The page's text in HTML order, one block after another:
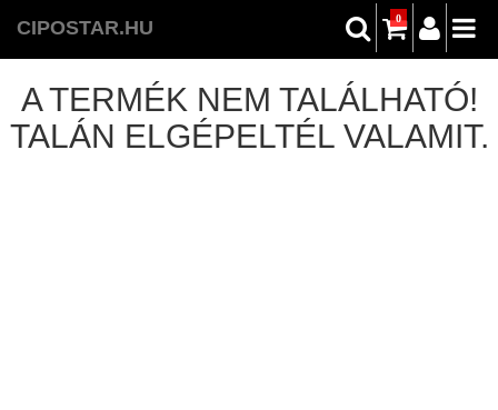
CIPOSTAR.HU 0
A TERMÉK NEM TALÁLHATÓ!
TALÁN ELGÉPELTÉL VALAMIT.